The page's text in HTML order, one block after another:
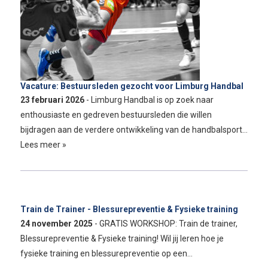
Vacature: Bestuursleden gezocht voor Limburg Handbal
23 februari 2026 - Limburg Handbal is op zoek naar
enthousiaste en gedreven bestuursleden die willen
bijdragen aan de verdere ontwikkeling van de handbalsport…
Lees meer »
Train de Trainer - Blessurepreventie & Fysieke training
24 november 2025 - GRATIS WORKSHOP: Train de trainer,
Blessurepreventie & Fysieke training! Wil jij leren hoe je
fysieke training en blessurepreventie op een…